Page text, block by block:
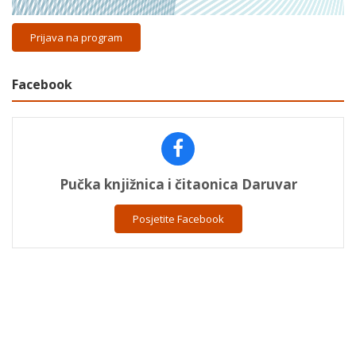
Prijava na program
Facebook
Pučka knjižnica i čitaonica Daruvar
Posjetite Facebook